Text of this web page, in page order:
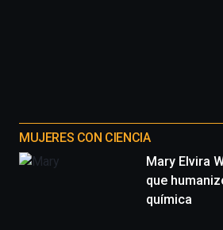
MUJERES CON CIENCIA
Mary Elvira
que
química